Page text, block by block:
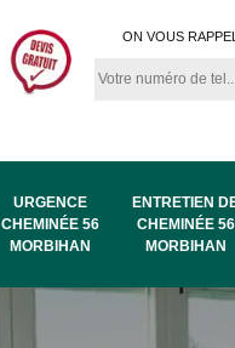
ON VOUS
URGENCE
CHEMINÉE 56
MORBIHAN
ENTRETIEN
CHEMINÉE 56
MORBIHAN